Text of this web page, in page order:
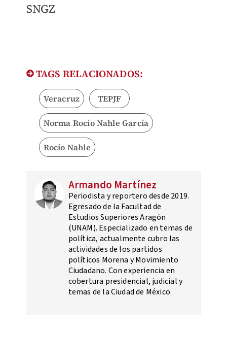
SNGZ
TAGS RELACIONADOS:
Veracruz TEPJF
Norma Rocío Nahle García
Rocío Nahle
Armando Martínez
Periodista y reportero desde 2019.
Egresado de la Facultad de
Estudios Superiores Aragón
(UNAM). Especializado en temas de
política, actualmente cubro las
actividades de los partidos
políticos Morena y Movimiento
Ciudadano. Con experiencia en
cobertura presidencial, judicial y
temas de la Ciudad de México.